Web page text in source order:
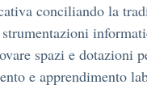
conciliando la
spazi e dotazioni
e apprendimento